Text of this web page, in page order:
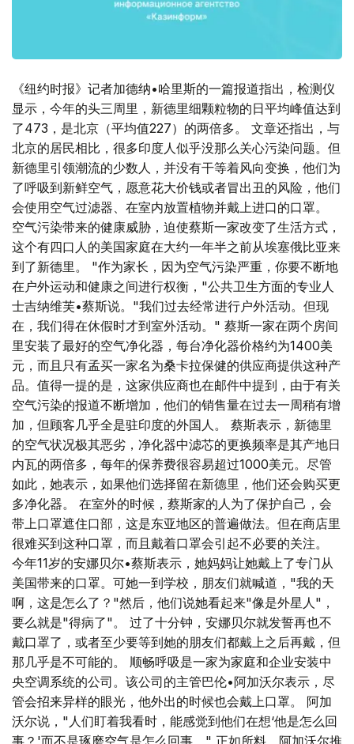
《纽约时报》记者加德纳•哈里斯的一篇报道指出，检测仪
显示，今年的头三周里，新德里细颗粒物的日平均峰值达到
了473，是北京（平均值227）的两倍多。 文章还指出，与
北京的居民相比，很多印度人似乎没那么关心污染问题。但
新德里引领潮流的少数人，并没有干等着风向变换，他们为
了呼吸到新鲜空气，愿意花大价钱或者冒出丑的风险，他们
会使用空气过滤器、在室内放置植物并戴上进口的口罩。
空气污染带来的健康威胁，迫使蔡斯一家改变了生活方式，
这个有四口人的美国家庭在大约一年半之前从埃塞俄比亚来
到了新德里。 "作为家长，因为空气污染严重，你要不断地
在户外运动和健康之间进行权衡，"公共卫生方面的专业人
士吉纳维芙•蔡斯说。"我们过去经常进行户外活动。但现
在，我们得在休假时才到室外活动。" 蔡斯一家在两个房间
里安装了最好的空气净化器，每台净化器价格约为1400美
元，而且只有孟买一家名为桑卡拉保健的供应商提供这种产
品。值得一提的是，这家供应商也在邮件中提到，由于有关
空气污染的报道不断增加，他们的销售量在过去一周稍有增
加，但顾客几乎全是驻印度的外国人。 蔡斯表示，新德里
的空气状况极其恶劣，净化器中滤芯的更换频率是其产地日
内瓦的两倍多，每年的保养费很容易超过1000美元。尽管
如此，她表示，如果他们选择留在新德里，他们还会购买更
多净化器。 在室外的时候，蔡斯家的人为了保护自己，会
带上口罩遮住口部，这是东亚地区的普遍做法。但在商店里
很难买到这种口罩，而且戴着口罩会引起不必要的关注。
今年11岁的安娜贝尔•蔡斯表示，她妈妈让她戴上了专门从
美国带来的口罩。可她一到学校，朋友们就喊道，"我的天
啊，这是怎么了？"然后，他们说她看起来"像是外星人"，
要么就是"得病了"。 过了十分钟，安娜贝尔就发誓再也不
戴口罩了，或者至少要等到她的朋友们都戴上之后再戴，但
那几乎是不可能的。 顺畅呼吸是一家为家庭和企业安装中
央空调系统的公司。该公司的主管巴伦•阿加沃尔表示，尽
管会招来异样的眼光，他外出的时候也会戴上口罩。 阿加
沃尔说，"人们盯着我看时，能感觉到他们在想‘他是怎么回